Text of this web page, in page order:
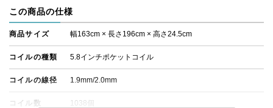
この商品の仕様
商品サイズ 幅163cm × 長さ196cm × 高さ24.5cm
コイルの種類 5.8インチポケットコイル
コイルの線径 1.9mm/2.0mm
コイル数 1038個